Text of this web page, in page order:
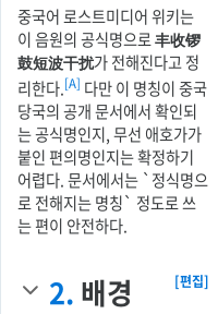
중국어 로스트미디어 위키는
이 음원의 공식명으로丰收锣
鼓短波干扰가 전해진다고 정
리한다.[A] 다만 이 명칭이 중국
당국의 공개 문서에서 확인되
는 공식명인지, 무선 애호가가
붙인 편의명인지는 확정하기
어렵다. 문서에서는 `정식명으
로 전해지는 명칭` 정도로 쓰
는 편이 안전하다.
2. 배경 [편집]